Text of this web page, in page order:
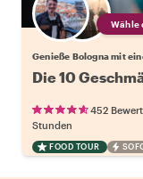
Wähle
Genieße Bologna mit
Die 10
452
Stunden
FOOD TOUR